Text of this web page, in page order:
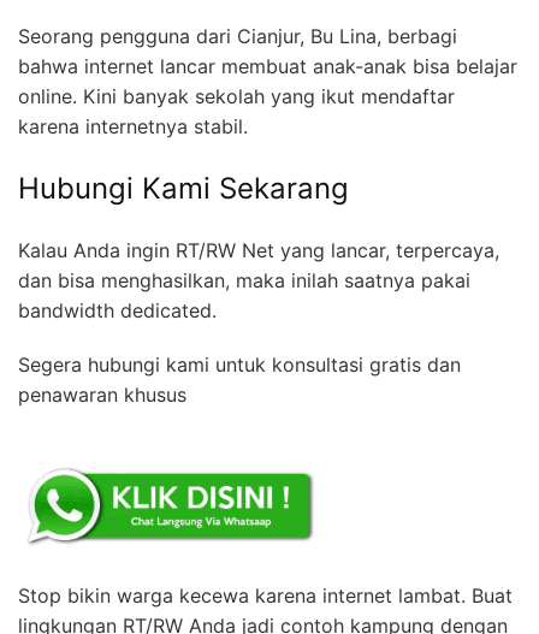
Seorang pengguna dari Cianjur, Bu Lina, berbagi
bahwa internet lancar membuat anak-anak bisa belajar
online. Kini banyak sekolah yang ikut mendaftar
karena internetnya stabil.
Hubungi Kami Sekarang
Kalau Anda ingin RT/RW Net yang lancar, terpercaya,
dan bisa menghasilkan, maka inilah saatnya pakai
bandwidth dedicated.
Segera hubungi kami untuk konsultasi gratis dan
penawaran khusus
Stop bikin warga kecewa karena internet lambat. Buat
lingkungan RT/RW Anda jadi contoh kampung dengan